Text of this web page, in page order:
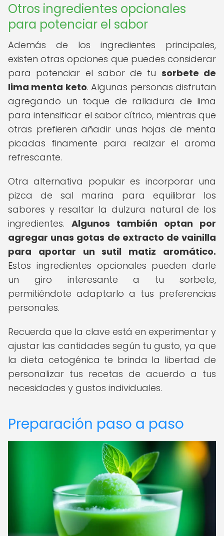
Otros ingredientes opcionales
para potenciar el sabor
Además de los ingredientes principales,
existen otras opciones que puedes considerar
para potenciar el sabor de tu sorbete de
lima menta keto. Algunas personas disfrutan
agregando un toque de ralladura de lima
para intensificar el sabor cítrico, mientras que
otras prefieren añadir unas hojas de menta
picadas finamente para realzar el aroma
refrescante.
Otra alternativa popular es incorporar una
pizca de sal marina para equilibrar los
sabores y resaltar la dulzura natural de los
ingredientes. Algunos también optan por
agregar unas gotas de extracto de vainilla
para aportar un sutil matiz aromático.
Estos ingredientes opcionales pueden darle
un giro interesante a tu sorbete,
permitiéndote adaptarlo a tus preferencias
personales.
Recuerda que la clave está en experimentar y
ajustar las cantidades según tu gusto, ya que
la dieta cetogénica te brinda la libertad de
personalizar tus recetas de acuerdo a tus
necesidades y gustos individuales.
Preparación paso a paso